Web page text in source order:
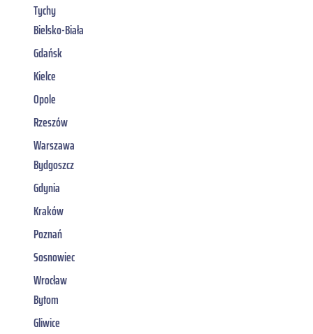
Tychy
Bielsko-Biała
Gdańsk
Kielce
Opole
Rzeszów
Warszawa
Bydgoszcz
Gdynia
Kraków
Poznań
Sosnowiec
Wrocław
Bytom
Gliwice